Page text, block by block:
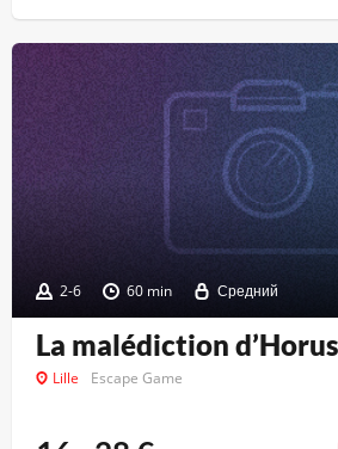
2-6 60 min Средний
La malédiction d’Horus
Lille Escape Game